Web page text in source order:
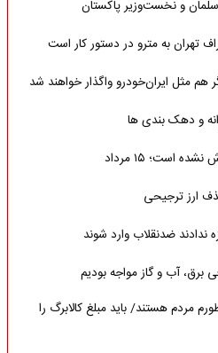
و نخست‌وزیر پاکستان
تهران به مترو در دستور کار است
مثل ایران‌خودرو واگذار خواهند شد
و دهک بندی ها
است؛ ۱۵ مرداد
ارز ترجیحی
ضدنقلاب وارد شوند
برق، آب و گاز مواجه بودیم
مردم هستند/ باید مبلغ کالابرگ را